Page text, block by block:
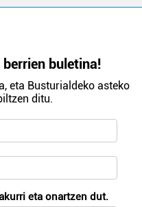
buletina!
eta Busturialdeko asteko
ditu.
eta onartzen dut.